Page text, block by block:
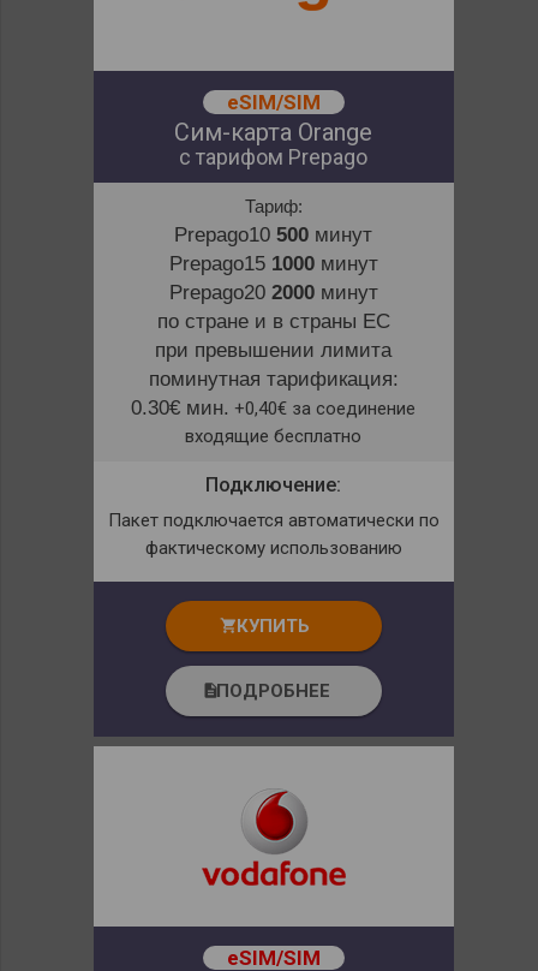
eSIM/SIM
Сим-карта Orange
с тарифом Prepago
Тариф:
Prepago10500 минут
Prepago15 1000минут
Prepago20 2000минут
по стране и в страны ЕС
при превышении лимита
поминутная тарификация:
0.30€ мин. +0,40€ за соединение
входящие бесплатно
Подключение:
Пакет подключается автоматически по
фактическому использованию
shopping_cart КУПИТЬ
descriptionПОДРОБНЕЕ
eSIM/SIM